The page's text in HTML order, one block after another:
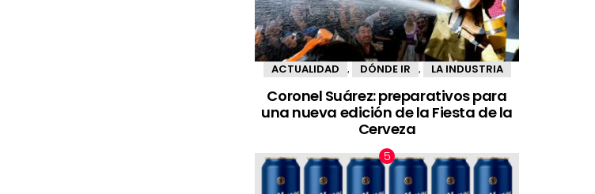
ACTUALIDAD , DÓNDE IR , LA INDUSTRIA
Coronel Suárez: preparativos para
una nueva edición de la Fiesta de la
Cerveza